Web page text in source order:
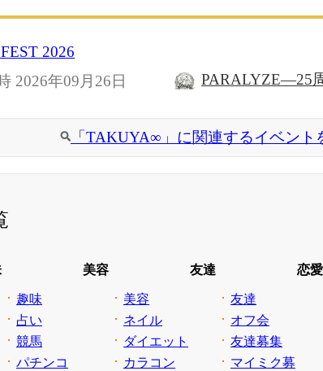
2026
2026年09月26日
PARALYZE―25
「TAKUYA∞」に関連するイベント
趣味
占い
競馬
パチンコ
美容
美容
ネイル
ダイエット
カラコン
友達
友達
オフ会
友達募集
マイミク募
恋